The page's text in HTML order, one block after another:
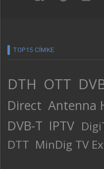
TOP15 CÍMKE
DTH OTT
Direct Antenna
DVB-T IPTV
DTT MinDig TV